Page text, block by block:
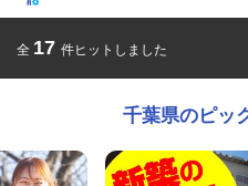
全 17 件ヒットしました
千葉県のピッ